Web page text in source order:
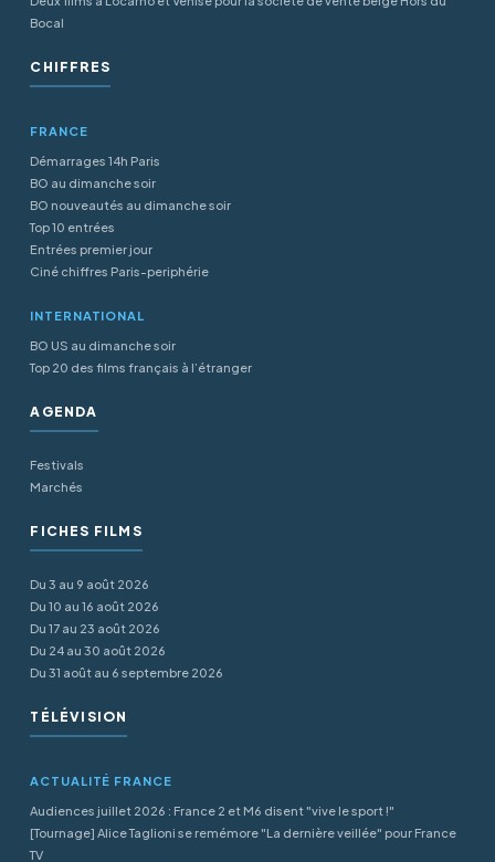
Bocal
CHIFFRES
FRANCE
Démarrages 14h Paris
BO au dimanche soir
BO nouveautés au dimanche soir
Top 10 entrées
Entrées premier jour
Ciné chiffres Paris-periphérie
INTERNATIONAL
BO US au dimanche soir
Top 20 des films français à l’étranger
AGENDA
Festivals
Marchés
FICHES FILMS
Du 3 au 9 août 2026
Du 10 au 16 août 2026
Du 17 au 23 août 2026
Du 24 au 30 août 2026
Du 31 août au 6 septembre 2026
TÉLÉVISION
ACTUALITÉ FRANCE
Audiences juillet 2026 : France 2 et M6 disent "vive le sport !"
[Tournage] Alice Taglioni se remémore "La dernière veillée" pour France
TV